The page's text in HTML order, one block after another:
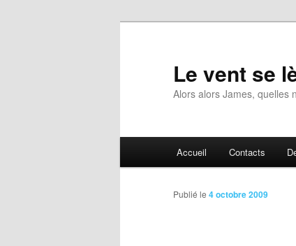
Le vent se
Alors alors James, quelles
Accueil Contacts
Publié le 4 octobre 2009